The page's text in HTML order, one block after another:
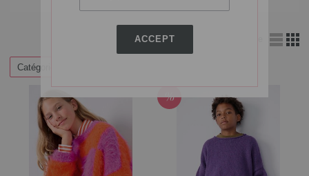
ACCEPT
Catégories